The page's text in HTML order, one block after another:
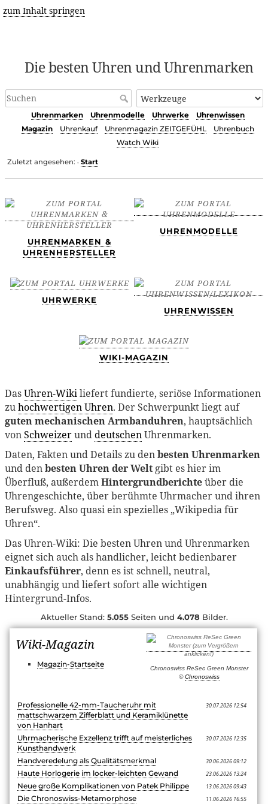
zum Inhalt springen
Die besten Uhren und Uhrenmarken
Uhrenmarken Uhrenmodelle Uhrwerke
Uhrenwissen
Magazin
Uhrenkauf Uhrenmagazin ZEITGEFÜHL
Uhrenbuch
Watch Wiki
Zuletzt angesehen: • Start
UHRENMARKEN &
UHRENHERSTELLER
UHRENMODELLE
UHRWERKE
UHRENWISSEN
WIKI-MAGAZIN
DasUhren-Wikiliefert fundierte, seriöse Informationen
zuhochwertigen Uhren. Der Schwerpunkt liegt auf
guten mechanischen Armbanduhren, hauptsächlich
vonSchweizerunddeutschenUhrenmarken.
Daten, Fakten und Details zu denbesten Uhrenmarken
und denbesten Uhren der Weltgibt es hier im
Überfluß, außerdemHintergrundberichteüber die
Uhrengeschichte, über berühmte Uhrmacher und ihren
Berufsweg. Also quasi ein spezielles „Wikipedia für
Uhren“.
Das Uhren-Wiki: Die besten Uhren und Uhrenmarken
eignet sich auch als handlicher, leicht bedienbarer
Einkaufsführer, denn es ist schnell, neutral,
unabhängig und liefert sofort alle wichtigen
Hintergrund-Infos.
Aktueller Stand: 5.055Seiten und 4.078 Bilder.
Chronoswiss ReSec Green Monster
©Chronoswiss
Wiki-Magazin
Magazin-Startseite
Professionelle 42-mm-Taucheruhr mit
mattschwarzem Zifferblatt und Keramiklünette
von Hanhart
30.07.2026 12:54
Uhrmacherische Exzellenz trifft auf meisterliches
Kunsthandwerk
30.07.2026 12:35
Handveredelung als Qualitätsmerkmal 30.06.2026 09:12
Haute Horlogerie im locker-leichten Gewand 23.06.2026 13:24
Neue große Komplikationen von Patek Philippe 13.06.2026 09:43
Die Chronoswiss-Metamorphose 11.06.2026 16:55